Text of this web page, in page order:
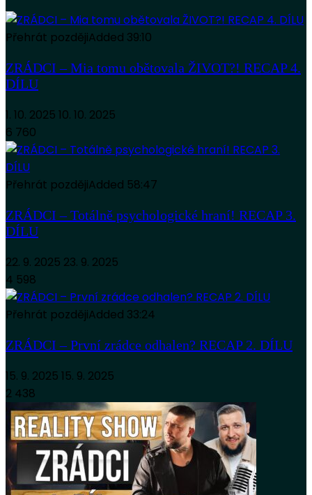
Přehrát pozdějiAdded 39:10
ZRÁDCI – Mia tomu obětovala ŽIVOT?! RECAP 4.
DÍLU
1. 10. 2025 10. 10. 2025
6 760
Přehrát pozdějiAdded 58:47
ZRÁDCI – Totálně psychologické hraní! RECAP 3.
DÍLU
22. 9. 2025 23. 9. 2025
4 598
Přehrát pozdějiAdded 33:24
ZRÁDCI – První zrádce odhalen? RECAP 2. DÍLU
15. 9. 2025 15. 9. 2025
2 438